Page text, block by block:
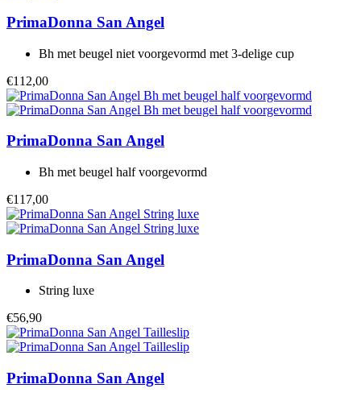
PrimaDonna San Angel
Bh met beugel niet voorgevormd met 3-delige cup
€112,00
PrimaDonna San Angel
Bh met beugel half voorgevormd
€117,00
PrimaDonna San Angel
String luxe
€56,90
PrimaDonna San Angel